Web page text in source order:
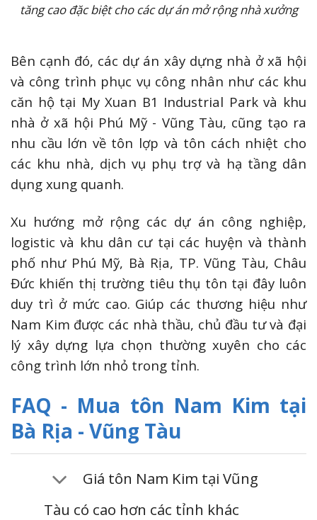
tăng cao đặc biệt cho các dự án mở rộng nhà xưởng
Bên cạnh đó, các dự án xây dựng nhà ở xã hội
và công trình phục vụ công nhân như các khu
căn hộ tại My Xuan B1 Industrial Park và khu
nhà ở xã hội Phú Mỹ - Vũng Tàu, cũng tạo ra
nhu cầu lớn về tôn lợp và tôn cách nhiệt cho
các khu nhà, dịch vụ phụ trợ và hạ tầng dân
dụng xung quanh.
Xu hướng mở rộng các dự án công nghiệp,
logistic và khu dân cư tại các huyện và thành
phố như Phú Mỹ, Bà Rịa, TP. Vũng Tàu, Châu
Đức khiến thị trường tiêu thụ tôn tại đây luôn
duy trì ở mức cao. Giúp các thương hiệu như
Nam Kim được các nhà thầu, chủ đầu tư và đại
lý xây dựng lựa chọn thường xuyên cho các
công trình lớn nhỏ trong tỉnh.
FAQ - Mua tôn Nam Kim tại
Bà Rịa - Vũng Tàu
Giá tôn Nam Kim tại Vũng
Tàu có cao hơn các tỉnh khác